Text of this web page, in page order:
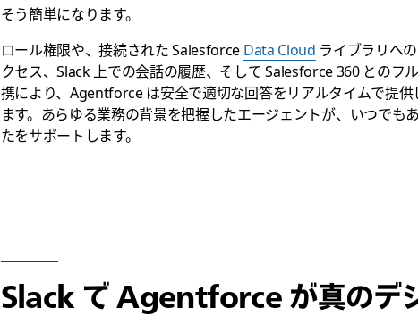
そう簡単になります。
ロール権限や、接続された Salesforce Data Cloud ライブラリへ
クセス、Slack 上での会話の履歴、そして Salesforce 360 とのフ
携により、Agentforce は安全で適切な回答をリアルタイムで提供
ます。あらゆる業務の背景を把握したエージェントが、いつでも
たをサポートします。
Slack で Agentforce が真のデ